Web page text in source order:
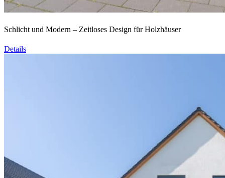
Schlicht und Modern – Zeitloses Design für Holzhäuser
Details